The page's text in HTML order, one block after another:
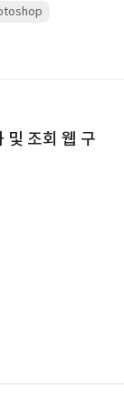
및 조회 웹 구